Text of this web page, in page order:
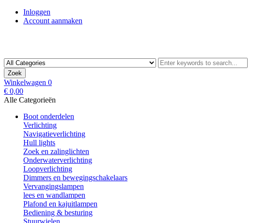
Inloggen
Account aanmaken
Zoek
Winkelwagen 0
€ 0,00
Alle Categorieën
Boot onderdelen
Verlichting
Navigatieverlichting
Hull lights
Zoek en zalinglichten
Onderwaterverlichting
Loopverlichting
Dimmers en bewegingschakelaars
Vervangingslampen
lees en wandlampen
Plafond en kajuitlampen
Bediening & besturing
Stuurwielen